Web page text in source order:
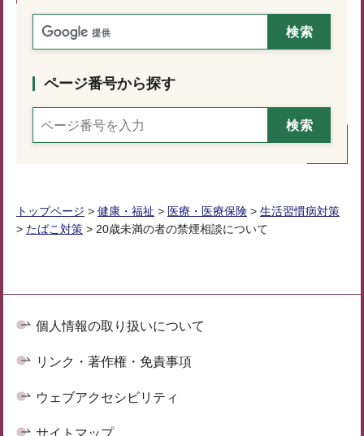
ページ番号から探す
トップページ > 健康・福祉 > 医療・医療保険 > 生活習慣病対策
> たばこ対策 > 20歳未満の者の禁煙相談について
個人情報の取り扱いについて
リンク・著作権・免責事項
ウェブアクセシビリティ